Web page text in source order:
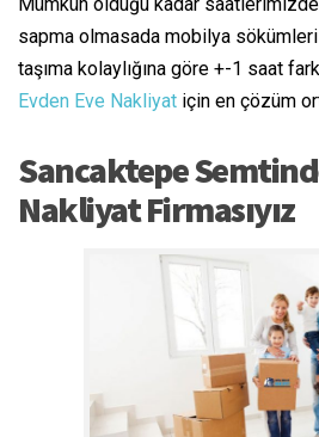
Mümkün olduğu kadar
sapma olmasada mobilya
taşıma kolaylığına göre +-1 saat
Evden Eve Nakliyat için en çözüm
Sancaktepe
Nakliyat Firmasıyız